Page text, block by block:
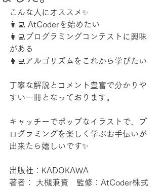
こんな人にオススメ✨
👩‍💻 AtCoderを始めたい
👩‍💻プログラミングコンテストに興味
がある
👩‍💻アルゴリズムをこれから学びたい
丁寧な解説とコメント豊富で分かりや
すい一冊となっております。
キャッチーでポップなイラストで、プ
ログラミングを楽しく学ぶお手伝いが
出来たら嬉しいです✨
出版社：KADOKAWA
著者： 大槻兼資　監修：AtCoder株式